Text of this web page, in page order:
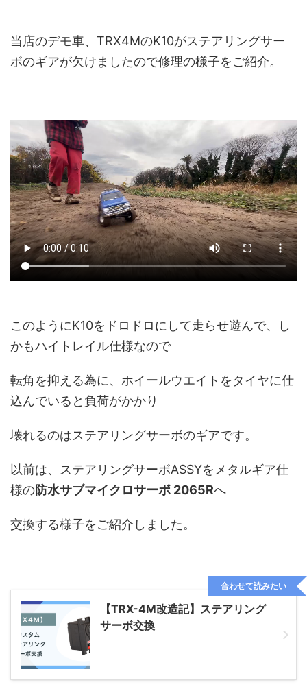
当店のデモ車、TRX4MのK10がステアリングサー
ボのギアが欠けましたので修理の様子をご紹介。
このようにK10をドロドロにして走らせ遊んで、し
かもハイトレイル仕様なので
転角を抑える為に、ホイールウエイトをタイヤに仕
込んでいると負荷がかかり
壊れるのはステアリングサーボのギアです。
以前は、ステアリングサーボASSYをメタルギア仕
様の防水サブマイクロサーボ 2065Rへ
交換する様子をご紹介しました。
【TRX-4M改造記】ステアリング
サーボ交換
合わせて読みたい